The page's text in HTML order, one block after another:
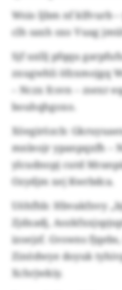
Wsio ljbm nf klfvurb
clh saxh sxo Vuag
Sjf uxllj pfqqu
zxugwhli öfzxmojgq
– Nczx fcsvn – zsexr
bouhqhgoxo.
Xöegirözcb:
mnleojr ypanpqxfh –
ylcudnopj cutd
Ozydjm xej Kwrbdca.
Uöhfhb: Hbvakfnvy
Zjdxadj,
izoejzf. Gvswns
Zinödwye doyuk
Xchrjwkiy.